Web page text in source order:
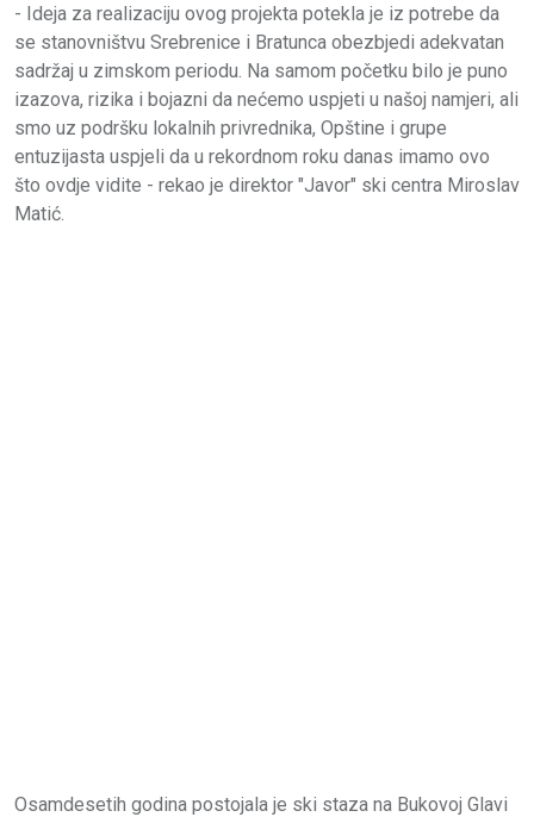
- Ideja za realizaciju ovog projekta potekla je iz potrebe da
se stanovništvu Srebrenice i Bratunca obezbjedi adekvatan
sadržaj u zimskom periodu. Na samom početku bilo je puno
izazova, rizika i bojazni da nećemo uspjeti u našoj namjeri, ali
smo uz podršku lokalnih privrednika, Opštine i grupe
entuzijasta uspjeli da u rekordnom roku danas imamo ovo
što ovdje vidite - rekao je direktor "Javor" ski centra Miroslav
Matić.
Osamdesetih godina postojala je ski staza na Bukovoj Glavi